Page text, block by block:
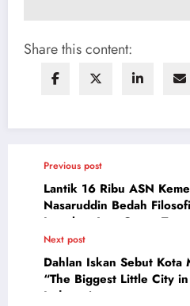
Share this content:
Previous post
Lantik 16 Ribu ASN
Nasaruddin Bedah
Ingatkan Jasa Orang Tua
Next post
Dahlan Iskan Sebut Kota
“The Biggest Little City
Indonesia